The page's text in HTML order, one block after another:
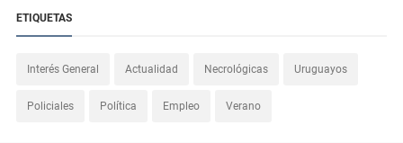
ETIQUETAS
Interés General Actualidad Necrológicas Uruguayos
Policiales Política Empleo Verano